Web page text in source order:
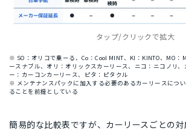
タップ/クリックで拡大
※ SO：オリコで乗ーる、Co：Cool MINT、KI：KINTO、MO：
ースナブル、オリ：オリックスカーリース、ニコ：ニコノリ
ー：カーコンカーリース、ピタ：ピタクル
※ メンテナンスパックに加入する必要のあるカーリースにつ
ることを前提としている
簡易的な比較表ですが、カーリースごとの